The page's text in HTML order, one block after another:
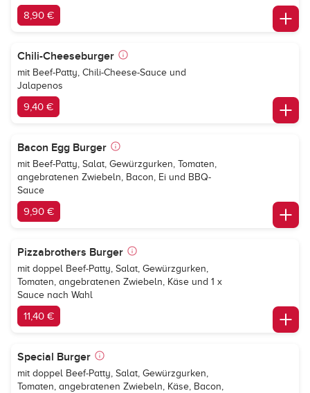
8,90 €
Chili-Cheeseburger
mit Beef-Patty, Chili-Cheese-Sauce und
Jalapenos
9,40 €
Bacon Egg Burger
mit Beef-Patty, Salat, Gewürzgurken, Tomaten,
angebratenen Zwiebeln, Bacon, Ei und BBQ-
Sauce
9,90 €
Pizzabrothers Burger
mit doppel Beef-Patty, Salat, Gewürzgurken,
Tomaten, angebratenen Zwiebeln, Käse und 1 x
Sauce nach Wahl
11,40 €
Special Burger
mit doppel Beef-Patty, Salat, Gewürzgurken,
Tomaten, angebratenen Zwiebeln, Käse, Bacon,